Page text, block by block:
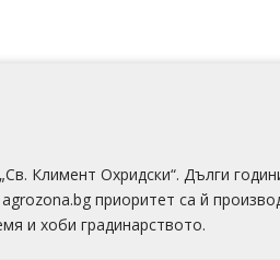
Климент Охридски“. Дълги
приоритет са й
и хоби градинарството.